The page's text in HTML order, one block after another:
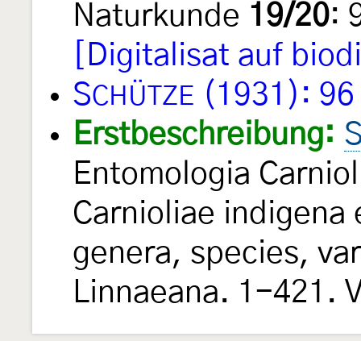
Naturkunde 19/20:
[Digitalisat auf
SCHÜTZE (1931): 96
Erstbeschreibung:
Entomologia
Carnioliae
genera, species,
Linnaeana. 1-421.